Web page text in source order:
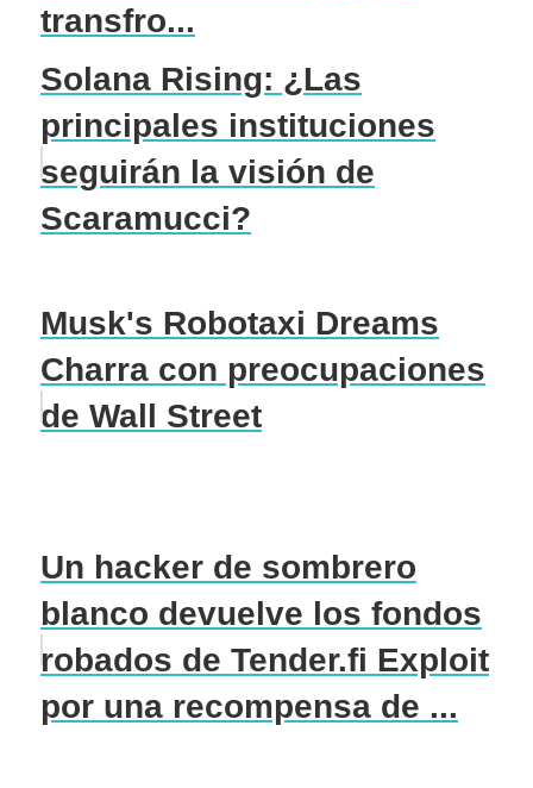
transfro...
Solana Rising: ¿Las
principales instituciones
seguirán la visión de
Scaramucci?
Musk's Robotaxi Dreams
Charra con preocupaciones
de Wall Street
Un hacker de sombrero
blanco devuelve los fondos
robados de Tender.fi Exploit
por una recompensa de ...